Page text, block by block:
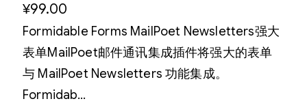
¥99.00
Formidable Forms MailPoet Newsletters强大
表单MailPoet邮件通讯集成插件将强大的表单
与 MailPoet Newsletters 功能集成。
Formidab…